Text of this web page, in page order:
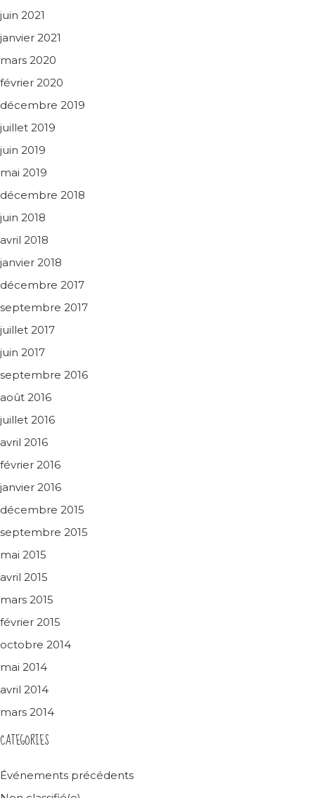
juin 2021
janvier 2021
mars 2020
février 2020
décembre 2019
juillet 2019
juin 2019
mai 2019
décembre 2018
juin 2018
avril 2018
janvier 2018
décembre 2017
septembre 2017
juillet 2017
juin 2017
septembre 2016
août 2016
juillet 2016
avril 2016
février 2016
janvier 2016
décembre 2015
septembre 2015
mai 2015
avril 2015
mars 2015
février 2015
octobre 2014
mai 2014
avril 2014
mars 2014
CATEGORIES
Événements précédents